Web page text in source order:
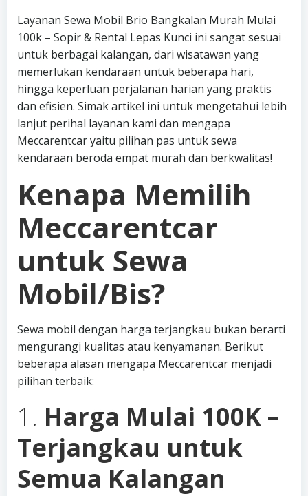
Layanan Sewa Mobil Brio Bangkalan Murah Mulai
100k – Sopir & Rental Lepas Kunci ini sangat sesuai
untuk berbagai kalangan, dari wisatawan yang
memerlukan kendaraan untuk beberapa hari,
hingga keperluan perjalanan harian yang praktis
dan efisien. Simak artikel ini untuk mengetahui lebih
lanjut perihal layanan kami dan mengapa
Meccarentcar yaitu pilihan pas untuk sewa
kendaraan beroda empat murah dan berkwalitas!
Kenapa Memilih
Meccarentcar
untuk Sewa
Mobil/Bis?
Sewa mobil dengan harga terjangkau bukan berarti
mengurangi kualitas atau kenyamanan. Berikut
beberapa alasan mengapa Meccarentcar menjadi
pilihan terbaik:
1. Harga Mulai 100K –
Terjangkau untuk
Semua Kalangan